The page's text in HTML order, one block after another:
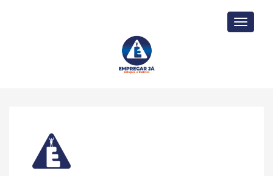
Toggle